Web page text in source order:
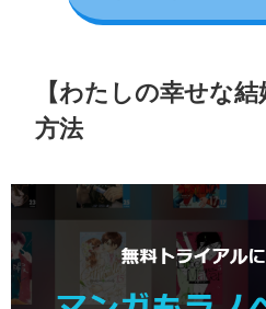
【わたしの幸せな
方法